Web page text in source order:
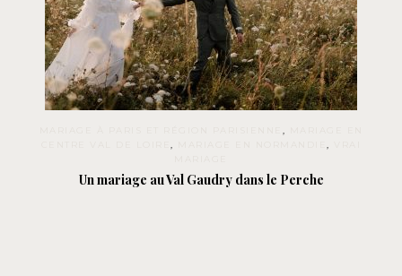
Un mariage au Val Gaudry dans le Perche